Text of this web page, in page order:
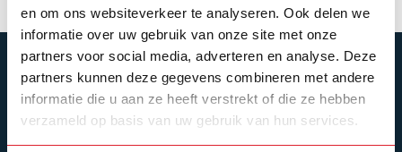
en om ons websiteverkeer te analyseren. Ook delen we
informatie over uw gebruik van onze site met onze
partners voor social media, adverteren en analyse. Deze
partners kunnen deze gegevens combineren met andere
informatie die u aan ze heeft verstrekt of die ze hebben
verzameld op basis van uw gebruik van hun services.
ABONNIEREN SIE UNSEREN NEWSLETTER
Bleibe auf dem Laufenden mit unseren
Newsletter-Angeboten